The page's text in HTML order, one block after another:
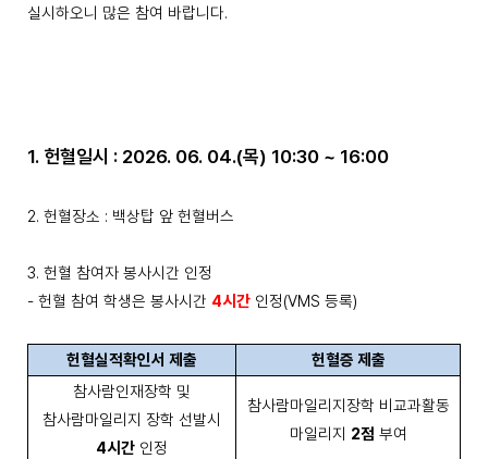
실시하오니 많은 참여 바랍니다.
1. 헌혈일시 : 2026. 06. 04.(목) 10:30 ~ 16:00
2. 헌혈장소 : 백상탑 앞 헌혈버스
3. 헌혈 참여자 봉사시간 인정
- 헌혈 참여 학생은 봉사시간 4시간 인정(VMS 등록)
헌혈실적확인서 제출
헌혈증 제출
참사람인재장학 및
참사람마일리지 장학 선발시
4시간 인정
참사람마일리지장학 비교과활동
마일리지 2점 부여